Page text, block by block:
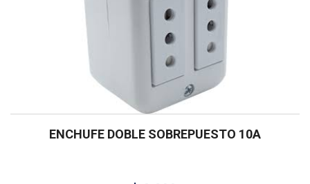
ENCHUFE DOBLE SOBREPUESTO 10A